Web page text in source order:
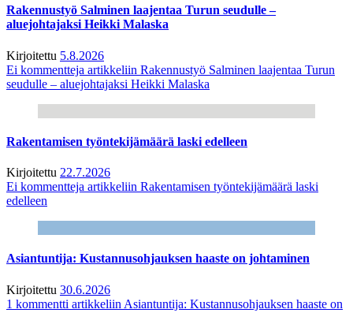
Rakennustyö Salminen laajentaa Turun seudulle –
aluejohtajaksi Heikki Malaska
Kirjoitettu 5.8.2026
Ei kommentteja artikkeliin Rakennustyö Salminen laajentaa Turun
seudulle – aluejohtajaksi Heikki Malaska
Rakentamisen työntekijämäärä laski edelleen
Kirjoitettu 22.7.2026
Ei kommentteja artikkeliin Rakentamisen työntekijämäärä laski
edelleen
Asiantuntija: Kustannusohjauksen haaste on johtaminen
Kirjoitettu 30.6.2026
1 kommentti artikkeliin Asiantuntija: Kustannusohjauksen haaste on